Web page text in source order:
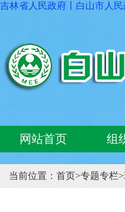
吉林省人民政府 白山市人
网站首页 组
当前位置： 首页>专题专栏>